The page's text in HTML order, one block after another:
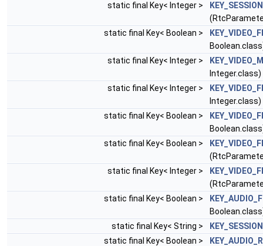
static final Key< Integer >
static final Key< Boolean >
static final Key< Integer >
Integer.class)
static final Key< Integer >
Integer.class)
static final Key< Boolean >
static final Key< Boolean >
static final Key< Integer >
static final Key< Boolean >
static final Key< String >
static final Key< Boolean >